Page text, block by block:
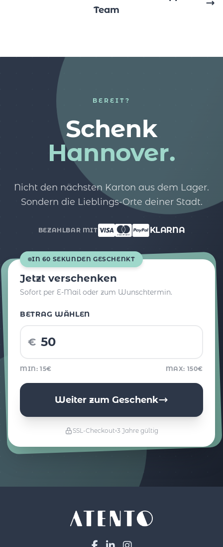
Team
BEREIT?
Schenk
Hannover.
Nicht den nächsten Karton aus dem Lager.
Sondern die Lieblings-Orte deiner Stadt.
BEZAHLBAR MIT KLARNA
IN 60 SEKUNDEN GESCHENKT
Jetzt verschenken
Sofort per E-Mail oder zum Wunschtermin.
BETRAG WÄHLEN
€
MIN: 15€ MAX: 150€
Weiter zum Geschenk
SSL-Checkout 3 Jahre gültig